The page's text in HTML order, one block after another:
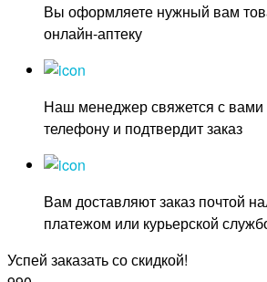
Вы оформляете нужный вам
онлайн-аптеку
Наш менеджер свяжется с вами
телефону и подтвердит заказ
Вам доставляют заказ почтой
платежом или курьерской
Успей заказать со скидкой!